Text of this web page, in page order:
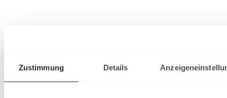
Zustimmung Details